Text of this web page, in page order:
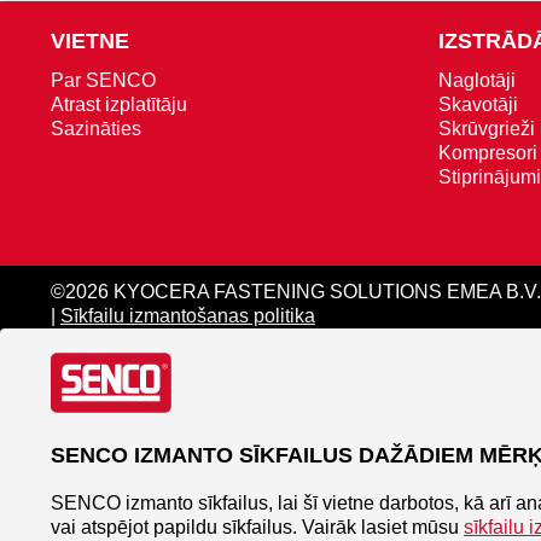
VIETNE
Par SENCO
Atrast izplatītāju
Sazināties
Naglotāji
Skavotāji
Skrūvgrieži
Kompresori
Stiprinājumi
©2026 KYOCERA FASTENING SOLUTIONS EMEA B.V.
Sīkfailu izmantošanas politika
SENCO IZMANTO SĪKFAILUS DAŽĀDIEM
SENCO izmanto sīkfailus, lai šī vietne darbotos, kā arī
vai atspējot papildu sīkfailus. Vairāk lasiet mūsu sīkfailu